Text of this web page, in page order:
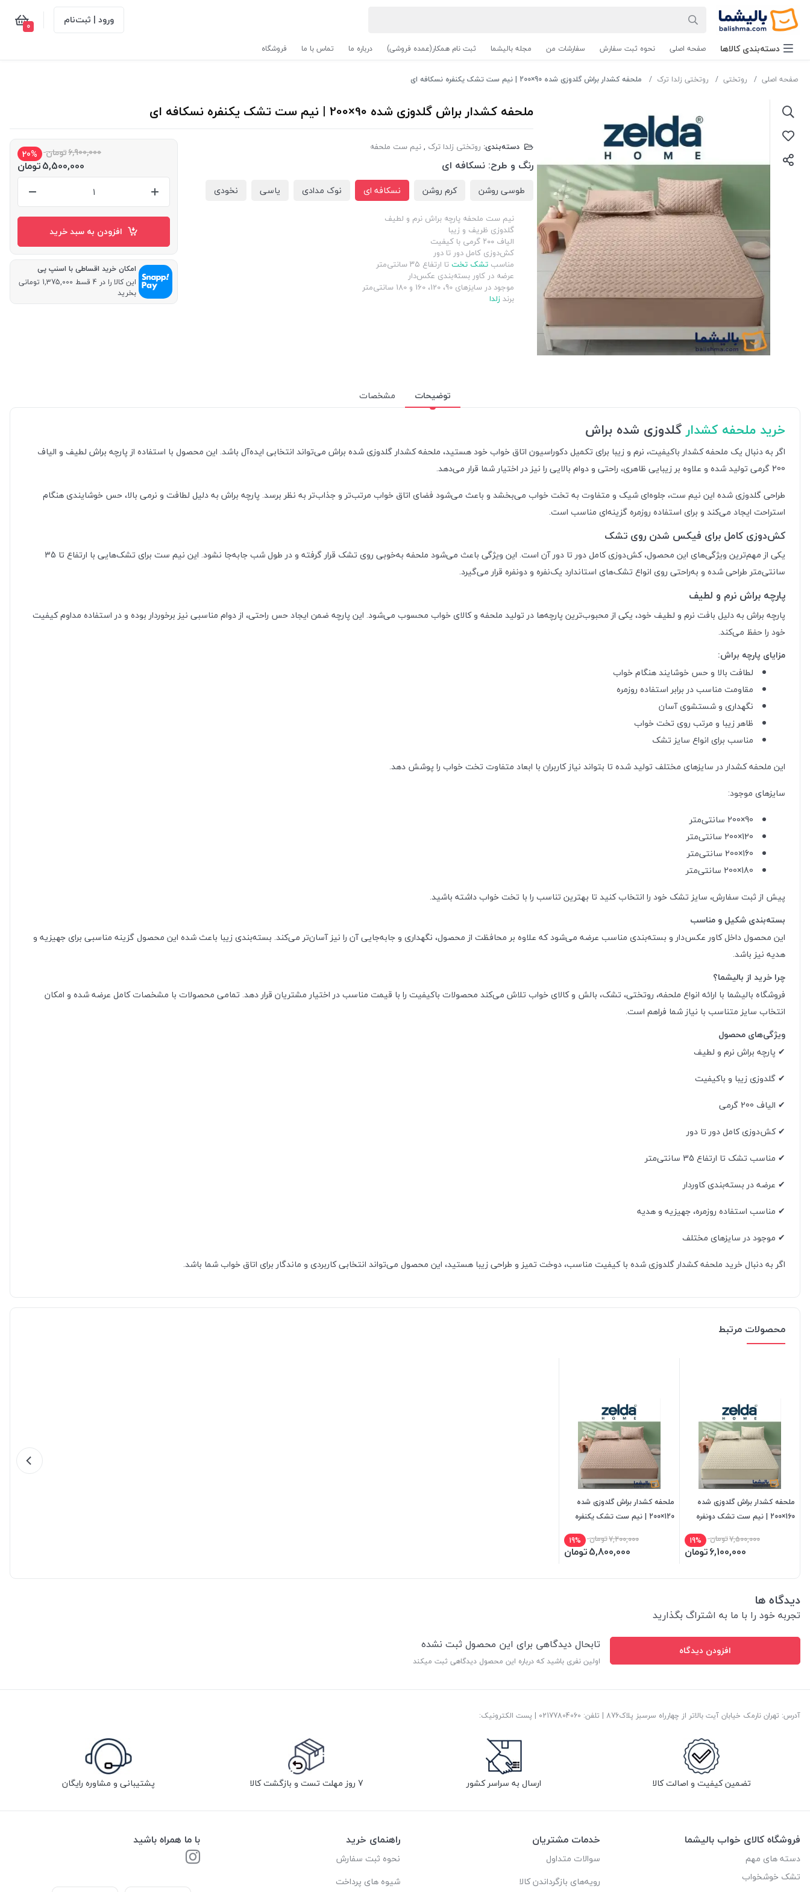
ورود | ثبت‌نام 0
دسته‌بندی‌ کالاها صفحه اصلی نحوه ثبت سفارش سفارشات من مجله بالیشما ثبت نام همکار(عمده فروشی) درباره ما تماس با ما فروشگاه
صفحه اصلی روتختی روتختی زلدا ترک ملحفه کشدار براش گلدوزی شده 90×200 | نیم ست تشک یکنفره نسکافه ای
ملحفه کشدار براش گلدوزی شده 90×200 | نیم ست تشک یکنفره نسکافه ای
دسته‌بندی: روتختی زلدا ترک ,نیم ست ملحفه
رنگ و طرح: نسکافه ای
طوسی روشن کرم روشن نسکافه ای نوک مدادی یاسی نخودی
نیم ست ملحفه پارچه براش نرم و لطیف
گلدوزی ظریف و زیبا
الیاف ۲۰۰ گرمی با کیفیت
کش‌دوزی کامل دور تا دور
مناسب تشک تختتا ارتفاع ۳۵ سانتی‌متر
عرضه در کاور بسته‌بندی عکس‌دار
موجود در سایزهای 90، 120، 160 و 180 سانتی‌متر
برندزلدا
6,900,000تومان 20%
5,500,000تومان
افزودن به سبد خرید
امکان خرید اقساطی با اسنپ پی
این کالا را در 4 قسط 1,375,000 تومانی
بخرید
توضیحات مشخصات
خرید ملحفه کشدارگلدوزی شده براش
اگر به دنبال یک ملحفه کشدار باکیفیت، نرم و زیبا برای تکمیل دکوراسیون اتاق خواب خود هستید، ملحفه کشدار گلدوزی شده براش می‌تواند انتخابی ایده‌آل باشد. این محصول با استفاده از پارچه براش لطیف و الیاف
200 گرمی تولید شده و علاوه بر زیبایی ظاهری، راحتی و دوام بالایی را نیز در اختیار شما قرار می‌دهد.
طراحی گلدوزی شده این نیم ست، جلوه‌ای شیک و متفاوت به تخت خواب می‌بخشد و باعث می‌شود فضای اتاق خواب مرتب‌تر و جذاب‌تر به نظر برسد. پارچه براش به دلیل لطافت و نرمی بالا، حس خوشایندی هنگام
استراحت ایجاد می‌کند و برای استفاده روزمره گزینه‌ای مناسب است.
کش‌دوزی کامل برای فیکس شدن روی تشک
یکی از مهم‌ترین ویژگی‌های این محصول، کش‌دوزی کامل دور تا دور آن است. این ویژگی باعث می‌شود ملحفه به‌خوبی روی تشک قرار گرفته و در طول شب جابه‌جا نشود. این نیم ست برای تشک‌هایی با ارتفاع تا 35
سانتی‌متر طراحی شده و به‌راحتی روی انواع تشک‌های استاندارد یک‌نفره و دونفره قرار می‌گیرد.
پارچه براش نرم و لطیف
پارچه براش به دلیل بافت نرم و لطیف خود، یکی از محبوب‌ترین پارچه‌ها در تولید ملحفه و کالای خواب محسوب می‌شود. این پارچه ضمن ایجاد حس راحتی، از دوام مناسبی نیز برخوردار بوده و در استفاده مداوم کیفیت
خود را حفظ می‌کند.
مزایای پارچه براش:
لطافت بالا و حس خوشایند هنگام خواب
مقاومت مناسب در برابر استفاده روزمره
نگهداری و شستشوی آسان
ظاهر زیبا و مرتب روی تخت خواب
مناسب برای انواع سایز تشک
این ملحفه کشدار در سایزهای مختلف تولید شده تا بتواند نیاز کاربران با ابعاد متفاوت تخت خواب را پوشش دهد.
سایزهای موجود:
90×200 سانتی‌متر
120×200 سانتی‌متر
160×200 سانتی‌متر
180×200 سانتی‌متر
پیش از ثبت سفارش، سایز تشک خود را انتخاب کنید تا بهترین تناسب را با تخت خواب داشته باشید.
بسته‌بندی شکیل و مناسب
این محصول داخل کاور عکس‌دار و بسته‌بندی مناسب عرضه می‌شود که علاوه بر محافظت از محصول، نگهداری و جابه‌جایی آن را نیز آسان‌تر می‌کند. بسته‌بندی زیبا باعث شده این محصول گزینه مناسبی برای جهیزیه و
هدیه نیز باشد.
چرا خرید از بالیشما؟
فروشگاه بالیشما با ارائه انواع ملحفه، روتختی، تشک، بالش و کالای خواب تلاش می‌کند محصولات باکیفیت را با قیمت مناسب در اختیار مشتریان قرار دهد. تمامی محصولات با مشخصات کامل عرضه شده و امکان
انتخاب سایز متناسب با نیاز شما فراهم است.
ویژگی‌های محصول
✔ پارچه براش نرم و لطیف
✔ گلدوزی زیبا و باکیفیت
✔ الیاف 200 گرمی
✔ کش‌دوزی کامل دور تا دور
✔ مناسب تشک تا ارتفاع 35 سانتی‌متر
✔ عرضه در بسته‌بندی کاوردار
✔ مناسب استفاده روزمره، جهیزیه و هدیه
✔ موجود در سایزهای مختلف
اگر به دنبال خرید ملحفه کشدار گلدوزی شده با کیفیت مناسب، دوخت تمیز و طراحی زیبا هستید، این محصول می‌تواند انتخابی کاربردی و ماندگار برای اتاق خواب شما باشد.
محصولات مرتبط
ملحفه کشدار براش گلدوزی شده
160×200 | نیم ست تشک دونفره
7,500,000تومان 19%
6,100,000تومان
ملحفه کشدار براش گلدوزی شده
120×200 | نیم ست تشک یکنفره
7,200,000تومان 19%
5,800,000تومان
دیدگاه ها
تجربه خود را با ما به اشتراگ بگذارید
افزودن دیدگاه تابحال دیدگاهی برای این محصول ثبت نشده
اولین نفری باشید که درباره این محصول دیدگاهی ثبت میکند
آدرس: تهران نارمک خیابان آیت بالاتر از چهارراه سرسبز پلاک876 | تلفن: ‎02177804060 | پست الکترونیک:
تضمین کیفیت و اصالت کالا ارسال به سراسر کشور 7 روز مهلت تست و بازگشت کالا پشتیبانی و مشاوره رایگان
فروشگاه کالای خواب بالیشما
دسته های مهم
تشک خوشخواب
خدمات مشتریان
سوالات متداول
رویه‌های بازگرداندن کالا
راهنمای خرید
نحوه ثبت سفارش
شیوه های پرداخت
با ما همراه باشید